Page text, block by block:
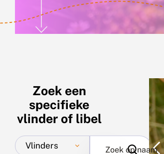
Zoek een
specifieke
vlinder of libel
Vlinders Zoek op naam
Laatste nieuws